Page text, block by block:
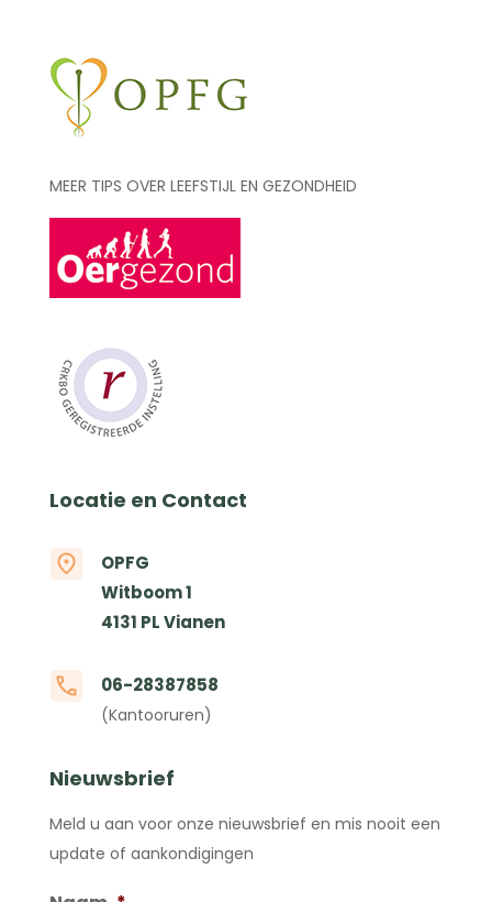
MEER TIPS OVER LEEFSTIJL EN GEZONDHEID
Locatie en Contact
OPFG
Witboom 1
4131 PL Vianen
06-28387858
(Kantooruren)
Nieuwsbrief
Meld u aan voor onze nieuwsbrief en mis nooit een
update of aankondigingen